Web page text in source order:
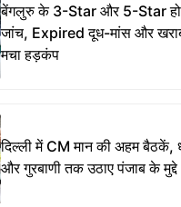
बेंगलुरु के 3-Star और 5-Star
जांच, Expired दूध-मांस और
मचा हड़कंप
दिल्ली में CM मान की अहम बैठकें,
और गुरबाणी तक उठाए पंजाब के मुद्दे